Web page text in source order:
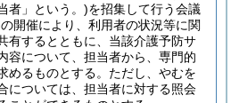
者」という。)を招集して行う会議
の開催により、利用者の状況等に関
有するとともに、当該介護予防サ
容について、担当者から、専門的
めるものとする。 ただし、やむを
については、担当者に対する照会